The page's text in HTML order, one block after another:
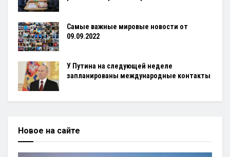
Самые важные мировые новости от
09.09.2022
У Путина на следующей неделе
запланированы международные контакты
Новое на сайте